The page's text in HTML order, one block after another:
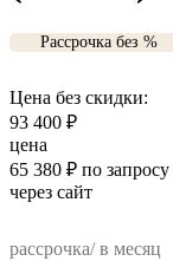
Рассрочка без %
Цена без скидки:
93 400 ₽
цена
65 380 ₽ по запросу
через сайт
рассрочка/ в месяц